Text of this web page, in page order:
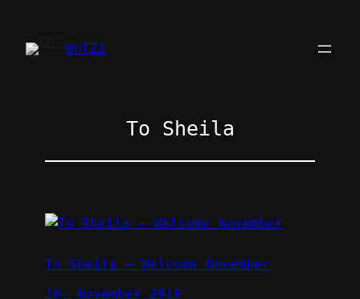
springenBUTZI
To Sheila
To Sheila – Welcome November
10. November 2019